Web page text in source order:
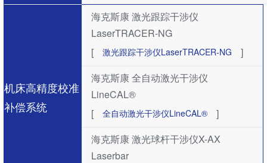
机床高精度校准
补偿系统
海克斯康 激光跟踪干涉仪
LaserTRACER-NG
[
激光跟踪干涉仪LaserTRACER-NG
]
海克斯康 全自动激光干涉仪
LineCAL®
[
全自动激光干涉仪LineCAL®
]
海克斯康 激光球杆干涉仪X-AX
Laserbar